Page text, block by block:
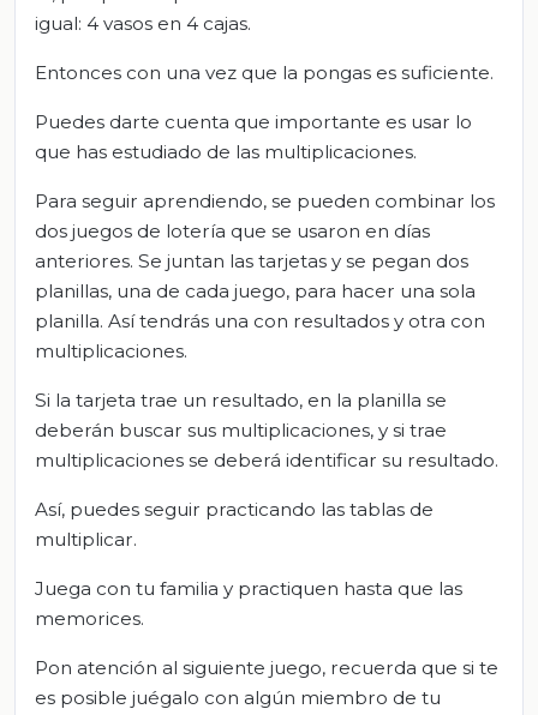
igual: 4 vasos en 4 cajas.
Entonces con una vez que la pongas es suficiente.
Puedes darte cuenta que importante es usar lo
que has estudiado de las multiplicaciones.
Para seguir aprendiendo, se pueden combinar los
dos juegos de lotería que se usaron en días
anteriores. Se juntan las tarjetas y se pegan dos
planillas, una de cada juego, para hacer una sola
planilla. Así tendrás una con resultados y otra con
multiplicaciones.
Si la tarjeta trae un resultado, en la planilla se
deberán buscar sus multiplicaciones, y si trae
multiplicaciones se deberá identificar su resultado.
Así, puedes seguir practicando las tablas de
multiplicar.
Juega con tu familia y practiquen hasta que las
memorices.
Pon atención al siguiente juego, recuerda que si te
es posible juégalo con algún miembro de tu